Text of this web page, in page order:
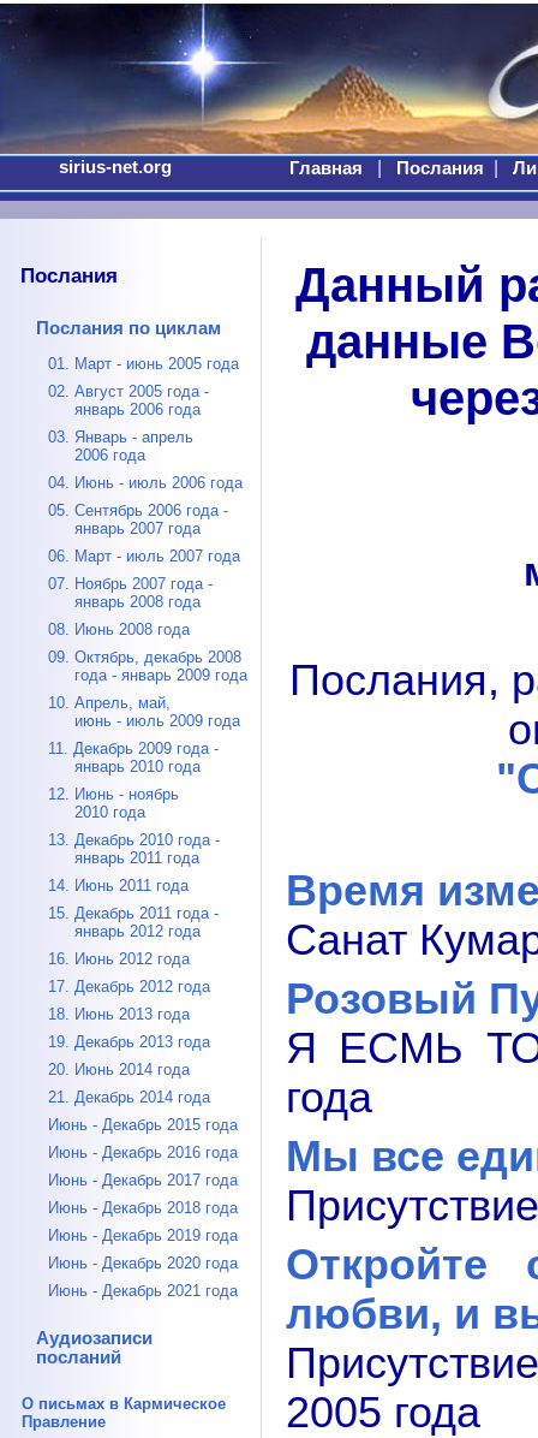
sirius-net.org Главная Послания
Послания
Послания по циклам
01. Март - июнь 2005 года
02. Август 2005 года -
январь 2006 года
03. Январь - апрель
2006 года
04. Июнь - июль 2006 года
05. Сентябрь 2006 года -
январь 2007 года
06. Март - июль 2007 года
07. Ноябрь 2007 года -
январь 2008 года
08. Июнь 2008 года
09. Октябрь, декабрь 2008
года - январь 2009 года
10. Апрель, май,
июнь - июль 2009 года
11. Декабрь 2009 года -
январь 2010 года
12. Июнь - ноябрь
2010 года
13. Декабрь 2010 года -
январь 2011 года
14. Июнь 2011 года
15. Декабрь 2011 года -
январь 2012 года
16. Июнь 2012 года
17. Декабрь 2012 года
18. Июнь 2013 года
19. Декабрь 2013 года
20. Июнь 2014 года
21. Декабрь 2014 года
Июнь - Декабрь 2015 года
Июнь - Декабрь 2016 года
Июнь - Декабрь 2017 года
Июнь - Декабрь 2018 года
Июнь - Декабрь 2019 года
Июнь - Декабрь 2020 года
Июнь - Декабрь 2021 года
Аудиозаписи
посланий
О письмах в Кармическое
Правление
Данный
данные
Послания,
Время
Санат
Розовый
Я ЕСМЬ
года
Мы все
Откройте
любви, и
2005 года